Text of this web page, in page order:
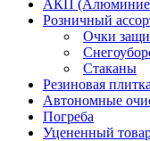
АКП
Розничный
Очки
Стаканы
Резиновая плитка
Автономные
Погреба
Уцененный